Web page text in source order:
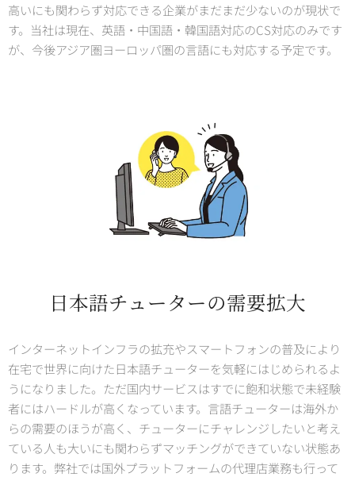
高いにも関わらず対応できる企業がまだまだ少ないのが現状で
す。当社は現在、英語・中国語・韓国語対応のCS対応のみです
が、今後アジア圏ヨーロッパ圏の言語にも対応する予定です。
日本語チューターの需要拡大
インターネットインフラの拡充やスマートフォンの普及により
在宅で世界に向けた日本語チューターを気軽にはじめられるよ
うになりました。ただ国内サービスはすでに飽和状態で未経験
者にはハードルが高くなっています。言語チューターは海外か
らの需要のほうが高く、チューターにチャレンジしたいと考え
ている人も大いにも関わらずマッチングができていない状態あ
ります。弊社では国外プラットフォームの代理店業務も行って